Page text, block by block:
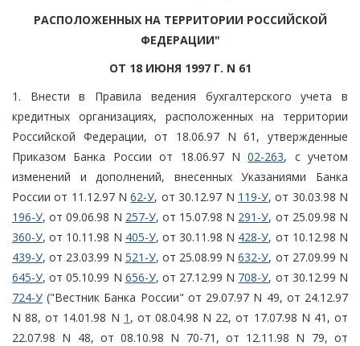
РАСПОЛОЖЕННЫХ НА ТЕРРИТОРИИ РОССИЙСКОЙ
ФЕДЕРАЦИИ"
ОТ 18 ИЮНЯ 1997 Г. N 61
1. Внести в Правила ведения бухгалтерского учета в
кредитных организациях, расположенных на территории
Российской Федерации, от 18.06.97 N 61, утвержденные
Приказом Банка России от 18.06.97 N02-263, с учетом
изменений и дополнений, внесенных Указаниями Банка
России от 11.12.97 N62-У, от 30.12.97 N 119-У, от 30.03.98 N
196-У, от 09.06.98 N 257-У, от 15.07.98 N 291-У, от 25.09.98 N
360-У, от 10.11.98 N 405-У, от 30.11.98 N 428-У, от 10.12.98 N
439-У, от 23.03.99 N 521-У, от 25.08.99 N632-У, от 27.09.99 N
645-У, от 05.10.99 N 656-У, от 27.12.99 N 708-У, от 30.12.99 N
724-У ("Вестник Банка России" от 29.07.97 N 49, от 24.12.97
N 88, от 14.01.98 N 1 , от 08.04.98 N 22, от 17.07.98 N 41, от
22.07.98 N 48, от 08.10.98 N 70-71, от 12.11.98 N 79, от